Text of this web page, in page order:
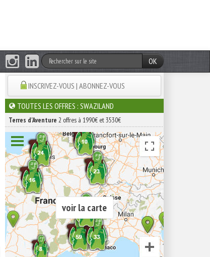
OK
INSCRIVEZ-VOUS | ABONNEZ-VOUS
TOUTES LES OFFRES : SWAZILAND
Terres d'Aventure 2 offres à 1990€ et 3530€
voir la carte